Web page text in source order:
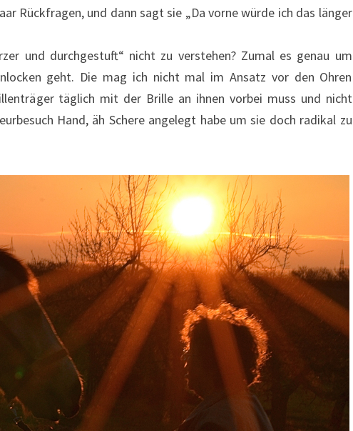
Rückfragen, und dann sagt sie „Da vorne würde ich das länger
und durchgestuft“ nicht zu verstehen? Zumal es genau um
geht. Die mag ich nicht mal im Ansatz vor den Ohren
täglich mit der Brille an ihnen vorbei muss und nicht
Hand, äh Schere angelegt habe um sie doch radikal zu